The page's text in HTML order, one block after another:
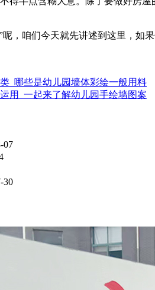
，咱们今天就先讲述到这里，
_哪些是幼儿园墙体彩绘一般用料
用_一起来了解幼儿园手绘墙图案
07
30